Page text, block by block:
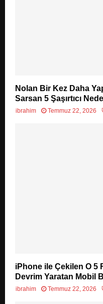
Nolan Bir Kez Daha
Sarsan 5 Şaşırtıcı
ibrahim Temmuz 22, 2026
iPhone ile Çekilen O 5
Devrim Yaratan Mobil
ibrahim Temmuz 22, 2026